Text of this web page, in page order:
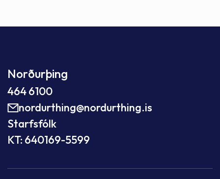
Norðurþing
464 6100
nordurthing@nordurthing.is
Starfsfólk
KT: 640169-5599